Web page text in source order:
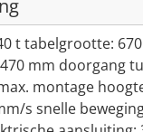
t tabelgrootte:
mm doorgang
montage
s snelle